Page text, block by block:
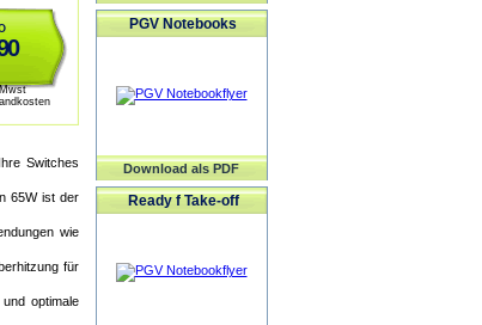
Switches
65W ist der
wie
für
optimale
PGV Notebooks
Download als PDF
Ready f Take-off